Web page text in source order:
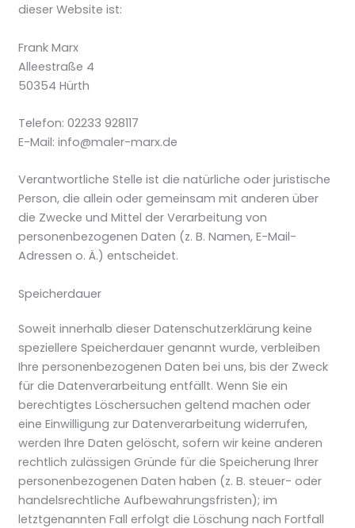
dieser Website ist:
Frank Marx
Alleestraße 4
50354 Hürth
Telefon: 02233 928117
E-Mail: info@maler-marx.de
Verantwortliche Stelle ist die natürliche oder juristische
Person, die allein oder gemeinsam mit anderen über
die Zwecke und Mittel der Verarbeitung von
personenbezogenen Daten (z. B. Namen, E-Mail-
Adressen o. Ä.) entscheidet.
Speicherdauer
Soweit innerhalb dieser Datenschutzerklärung keine
speziellere Speicherdauer genannt wurde, verbleiben
Ihre personenbezogenen Daten bei uns, bis der Zweck
für die Datenverarbeitung entfällt. Wenn Sie ein
berechtigtes Löschersuchen geltend machen oder
eine Einwilligung zur Datenverarbeitung widerrufen,
werden Ihre Daten gelöscht, sofern wir keine anderen
rechtlich zulässigen Gründe für die Speicherung Ihrer
personenbezogenen Daten haben (z. B. steuer- oder
handelsrechtliche Aufbewahrungsfristen); im
letztgenannten Fall erfolgt die Löschung nach Fortfall